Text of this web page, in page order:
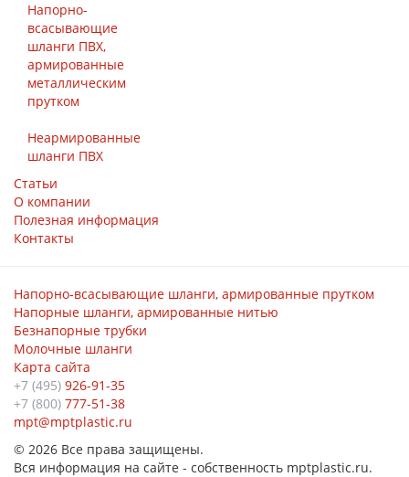
Напорно-
всасывающие
шланги ПВХ,
армированные
металлическим
прутком
Неармированные
шланги ПВХ
Статьи
О компании
Полезная информация
Контакты
Напорно-всасывающие шланги, армированные прутком
Напорные шланги, армированные нитью
Безнапорные трубки
Молочные шланги
Карта сайта
+7 (495) 926-91-35
+7 (800) 777-51-38
mpt@mptplastic.ru
© 2026 Все права защищены.
Вся информация на сайте - собственность mptplastic.ru.